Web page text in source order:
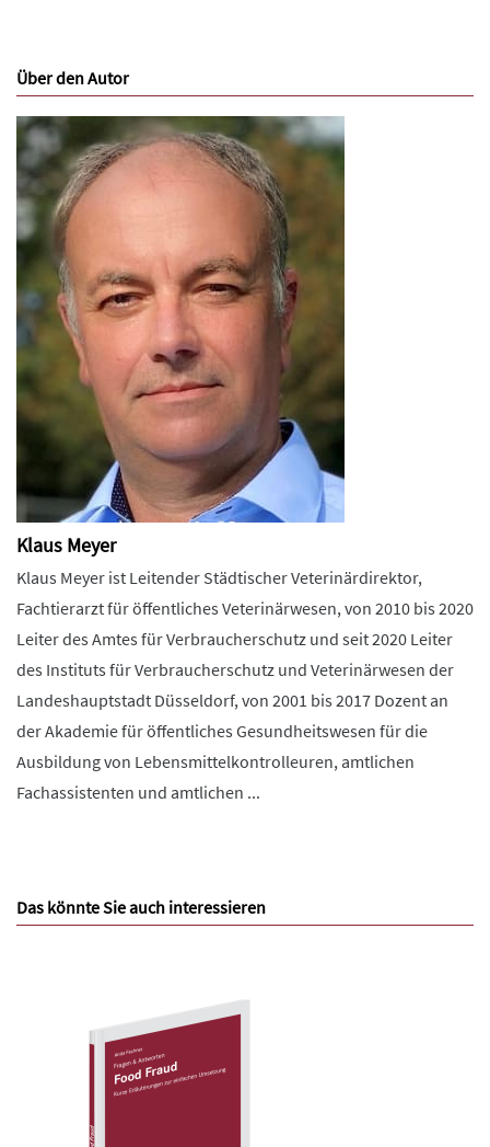
Über den Autor
Klaus Meyer
Klaus Meyer ist Leitender Städtischer Veterinärdirektor,
Fachtierarzt für öffentliches Veterinärwesen, von 2010 bis 2020
Leiter des Amtes für Verbraucherschutz und seit 2020 Leiter
des Instituts für Verbraucherschutz und Veterinärwesen der
Landeshauptstadt Düsseldorf, von 2001 bis 2017 Dozent an
der Akademie für öffentliches Gesundheitswesen für die
Ausbildung von Lebensmittelkontrolleuren, amtlichen
Fachassistenten und amtlichen ...
Das könnte Sie auch interessieren